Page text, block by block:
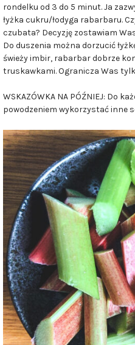
rondelku od 3 do 5 minut. Ja
łyżka cukru/łodyga rabarbaru.
czubata? Decyzję zostawiam
Do duszenia można dorzucić
świeży imbir, rabarbar dobrze
truskawkami. Ogranicza Was
WSKAZÓWKA NA PÓŹNIEJ: Do
powodzeniem wykorzystać inne